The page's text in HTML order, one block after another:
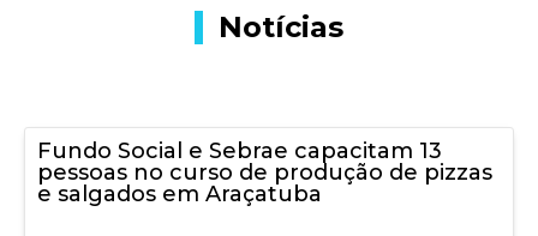
Notícias
Fundo Social e Sebrae capacitam 13
pessoas no curso de produção de pizzas
e salgados em Araçatuba